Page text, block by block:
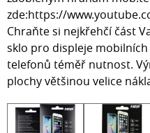
zde:https://
Chraňte si nejkřehčí část
sklo pro displeje
telefonů téměř nutnost.
plochy většinou velice